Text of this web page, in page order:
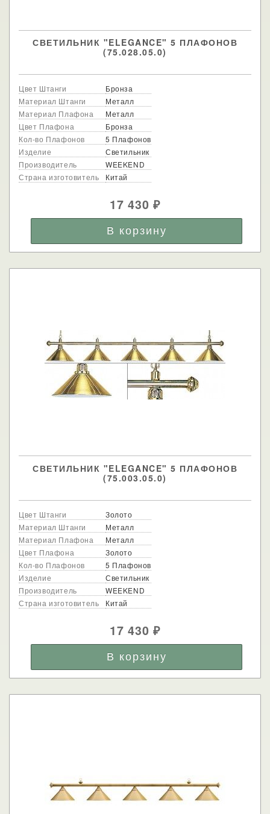
СВЕТИЛЬНИК "ELEGANCE" 5 ПЛАФОНОВ
(75.028.05.0)
Цвет Штанги
Бронза
Материал Штанги
Металл
Материал Плафона
Металл
Цвет Плафона
Бронза
Кол-во Плафонов
5 Плафонов
Изделие
Светильник
Производитель
WEEKEND
Страна изготовитель
Китай
17 430₽
СВЕТИЛЬНИК "ELEGANCE" 5 ПЛАФОНОВ
(75.003.05.0)
Цвет Штанги
Золото
Материал Штанги
Металл
Материал Плафона
Металл
Цвет Плафона
Золото
Кол-во Плафонов
5 Плафонов
Изделие
Светильник
Производитель
WEEKEND
Страна изготовитель
Китай
17 430₽